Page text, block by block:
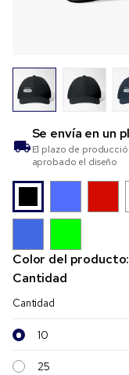
Se envía en un
El plazo de
aprobado el diseño
Color del producto:
Cantidad
Cantidad
10
25